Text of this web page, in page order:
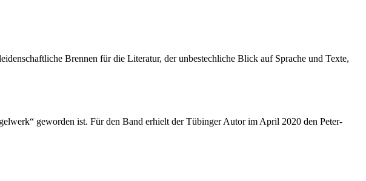
Brennen für die Literatur, der unbestechliche Blick auf Sprache und Texte,
geworden ist. Für den Band erhielt der Tübinger Autor im April 2020 den Peter-